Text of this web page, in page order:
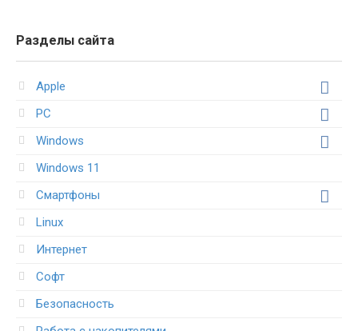
Разделы сайта
Apple
PC
Windows
Windows 11
Смартфоны
Linux
Интернет
Софт
Безопасность